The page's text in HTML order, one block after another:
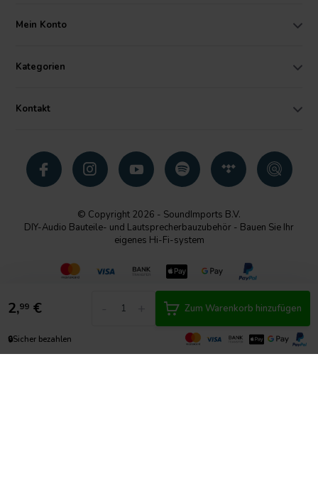
2,99 € Zum Warenkorb hinzufügen
🔒Sicher bezahlen
Mein Konto
Kategorien
Kontakt
© Copyright 2026 - SoundImports B.V.
DIY-Audio Bauteile- und Lautsprecherbauzubehör - Bauen Sie Ihr
eigenes Hi-Fi-system